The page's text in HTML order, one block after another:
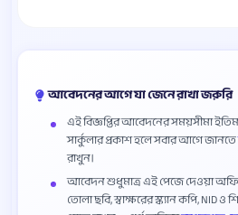
আবেদনের আগে যা জেনে রাখা জরুরি
এই বিজ্ঞপ্তির আবেদনের সময়সীমা
সার্কুলার প্রকাশ হলে সবার আগে জানতে
রাখুন।
আবেদন শুধুমাত্র এই পেজে দেওয়া
তোলা ছবি, স্বাক্ষরের স্ক্যান কপি, NID